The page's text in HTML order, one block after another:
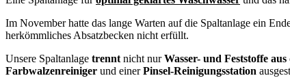
Im November hatte das lange Warten auf die Spaltanlage ein
herkömmliches Absatzbecken nicht erfüllt.
Unsere Spaltanlage trenntnicht nurWasser- und Feststoffe
Farbwalzenreiniger und einerPinsel-Reinigungsstation